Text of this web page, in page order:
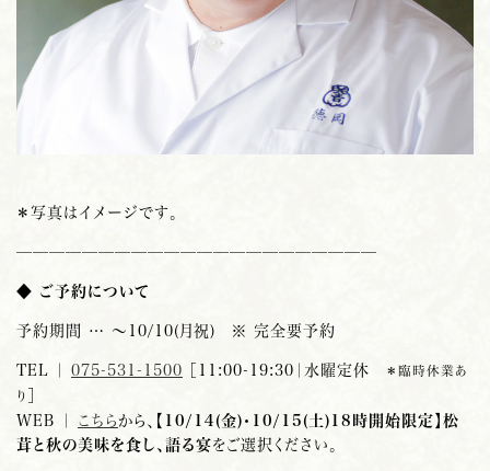
＊写真はイメージです。
——————————————————————
◆ ご予約について
予約期間 … ～10/10(月祝) ※ 完全要予約
TEL ｜ 075-531-1500 ［11:00-19:30｜水曜定休
＊臨時休業あ
り ］
WEB ｜ こちらから、 【10/14(金)・10/15(土)18時開始限定】松
茸と秋の美味を食し、語る宴をご選択ください。